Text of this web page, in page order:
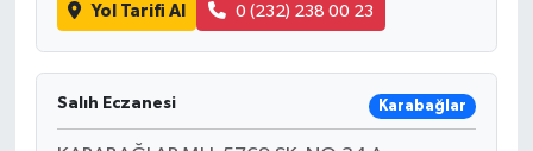
Yol Tarifi Al 0 (232) 238 00 23
Salıh Eczanesi Karabağlar